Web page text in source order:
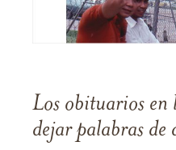
Los obituarios en
dejar palabras de